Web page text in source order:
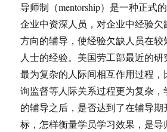
导师制（mentorship）是一种正式
企业中资深人员，对企业中经验
方向的辅导，使经验欠缺人员在较
人士的经验。美国劳工部最近的
最为复杂的人际间相互作用过程，
询监督等人际关系过程更为复杂，
的辅导之后，是否达到了在辅导期
标，怎样衡量学员学习效果，是导